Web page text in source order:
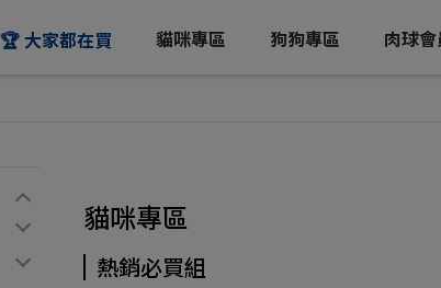
🏆 大家都在買 貓咪專區 狗狗專區 肉球
貓咪專區
熱銷必買組